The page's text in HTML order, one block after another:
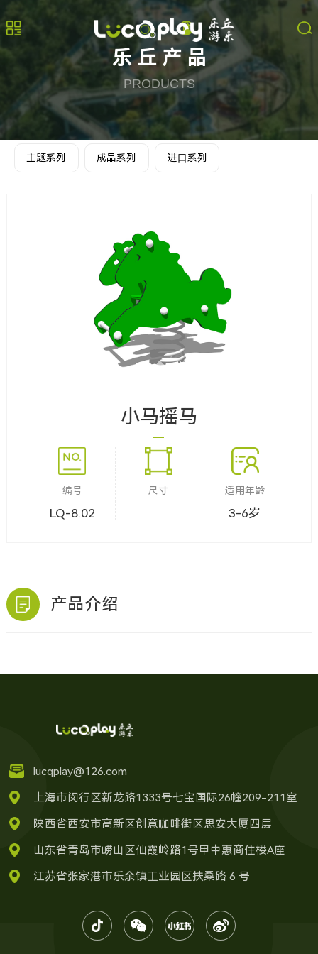
乐丘产品
PRODUCTS
主题系列 成品系列 进⼝系列
小马摇马
编号
LQ-8.02
尺寸 适用年龄
3-6岁
产品介绍
lucqplay@126.com
上海市闵行区新龙路1333号七宝国际26幢209-211室
陕西省西安市高新区创意咖啡街区思安大厦四层
山东省青岛市崂山区仙霞岭路1号甲中惠商住楼A座
江苏省张家港市乐余镇工业园区扶桑路 6 号